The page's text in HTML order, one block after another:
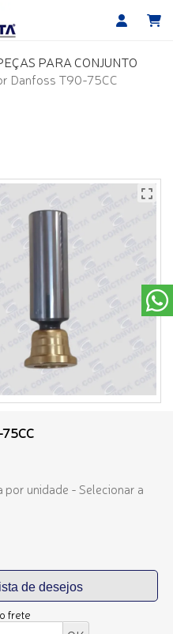
PARA CONJUNTO
Danfoss T90-75CC
por unidade - Selecionar a
frete